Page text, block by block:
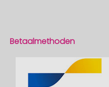
Betaalmethoden